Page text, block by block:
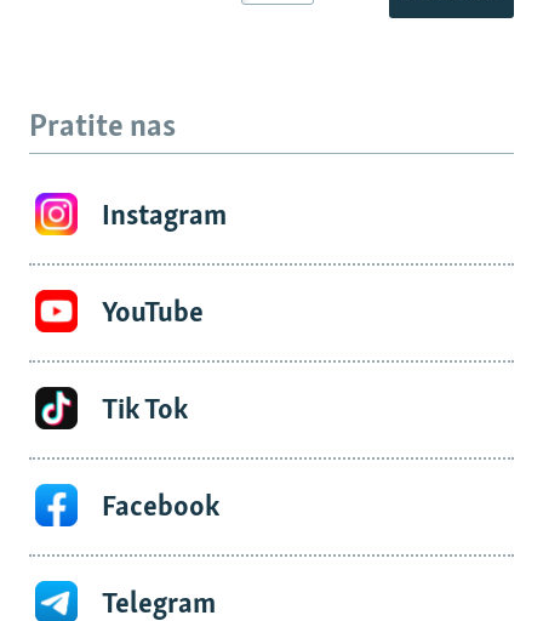
Pratite nas
Instagram
YouTube
Tik Tok
Facebook
Telegram